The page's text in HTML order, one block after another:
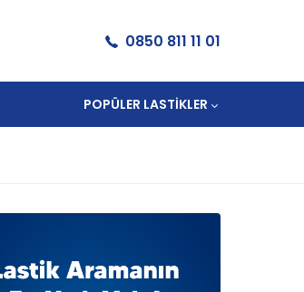
0850 811 11 01
POPÜLER LASTIKLER